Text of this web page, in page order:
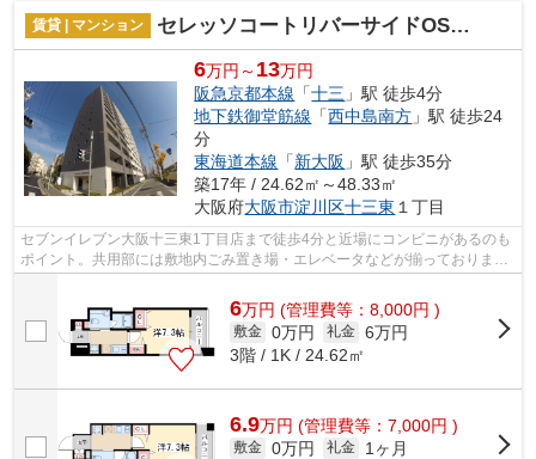
賃貸 | マンション セレッソコートリバーサイドOSAKA
6万円～ 13万円
阪急京都本線 「十三 」駅 徒歩4分
地下鉄御堂筋線 「西中島南方 」駅 徒歩24
分
東海道本線 「新大阪 」駅 徒歩35分
築17年 / 24.62㎡～48.33㎡
大阪府大阪市淀川区十三東 １丁目
セブンイレブン大阪十三東1丁目店まで徒歩4分と近場にコンビニがあるのも
ポイント。共用部には敷地内ごみ置き場・エレベータなどが揃っておりま
6万円 (管理費等：8,000円 )
敷金 0万円 礼金 6万円
3階 / 1K / 24.62㎡
6.9万円 (管理費等：7,000円 )
敷金 0万円 礼金
1ヶ月